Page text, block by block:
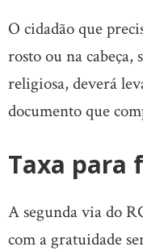
O cidadão que
rosto ou na cabeça,
religiosa, deverá
documento que
Taxa para
A segunda via do
com a gratuidade